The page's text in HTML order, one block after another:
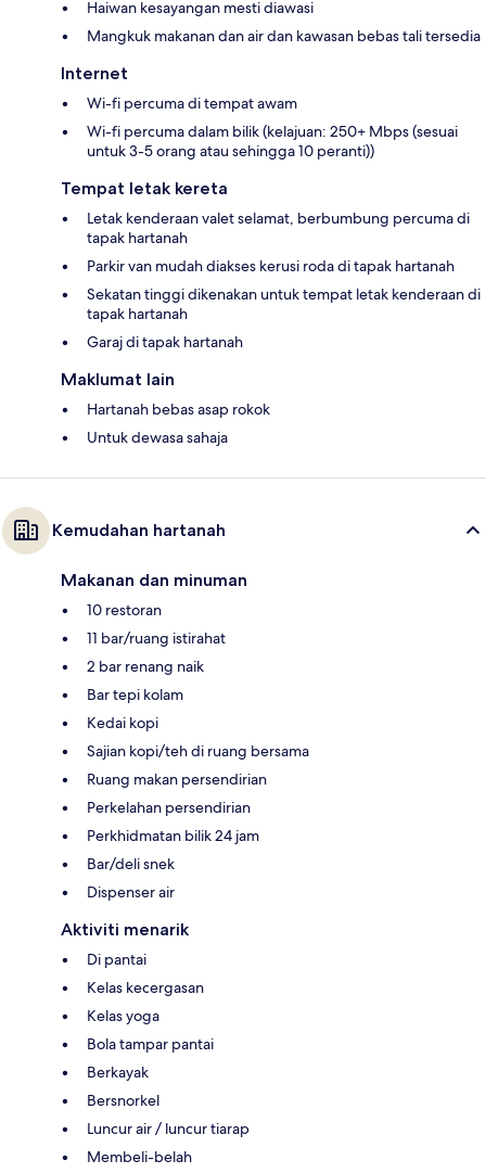
Haiwan kesayangan mesti diawasi
Mangkuk makanan dan air dan kawasan bebas tali tersedia
Internet
Wi-fi percuma di tempat awam
Wi-fi percuma dalam bilik (kelajuan: 250+ Mbps (sesuai
untuk 3-5 orang atau sehingga 10 peranti))
Tempat letak kereta
Letak kenderaan valet selamat, berbumbung percuma di
tapak hartanah
Parkir van mudah diakses kerusi roda di tapak hartanah
Sekatan tinggi dikenakan untuk tempat letak kenderaan di
tapak hartanah
Garaj di tapak hartanah
Maklumat lain
Hartanah bebas asap rokok
Untuk dewasa sahaja
Kemudahan hartanah
Makanan dan minuman
10 restoran
11 bar/ruang istirahat
2 bar renang naik
Bar tepi kolam
Kedai kopi
Sajian kopi/teh di ruang bersama
Ruang makan persendirian
Perkelahan persendirian
Perkhidmatan bilik 24 jam
Bar/deli snek
Dispenser air
Aktiviti menarik
Di pantai
Kelas kecergasan
Kelas yoga
Bola tampar pantai
Berkayak
Bersnorkel
Luncur air / luncur tiarap
Membeli-belah